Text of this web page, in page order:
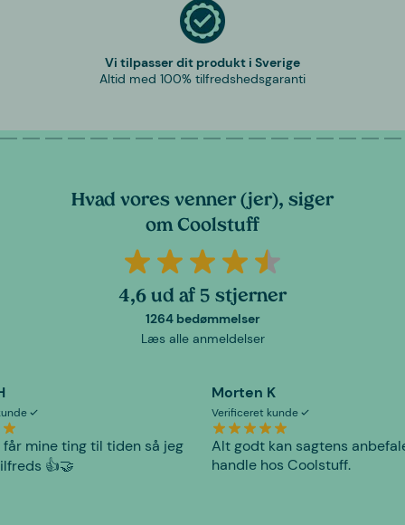
Vi tilpasser dit produkt i Sverige
Altid med 100% tilfredshedsgaranti
Hvad vores venner (jer), siger
om Coolstuff
4,6 ud af 5 stjerner
1264 bedømmelser
Læs alle anmeldelser
får mine ting til tiden så jeg
👍🤝
Morten K
Verificeret kunde
Alt godt kan sagtens
handle hos Coolstuff.